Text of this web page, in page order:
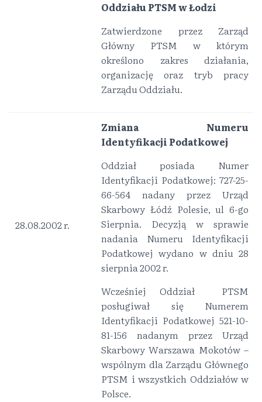
Oddziału PTSM w Łodzi
Zatwierdzone przez Zarząd
Główny PTSM w którym
określono zakres działania,
organizację oraz tryb pracy
Zarządu Oddziału.
28.08.2002 r.
Zmiana Numeru
Identyfikacji Podatkowej
Oddział posiada Numer
Identyfikacji Podatkowej: 727-25-
66-564 nadany przez Urząd
Skarbowy Łódź Polesie, ul 6-go
Sierpnia. Decyzją w sprawie
nadania Numeru Identyfikacji
Podatkowej wydano w dniu 28
sierpnia 2002 r.
Wcześniej Oddział PTSM
posługiwał się Numerem
Identyfikacji Podatkowej 521-10-
81-156 nadanym przez Urząd
Skarbowy Warszawa Mokotów –
wspólnym dla Zarządu Głównego
PTSM i wszystkich Oddziałów w
Polsce.